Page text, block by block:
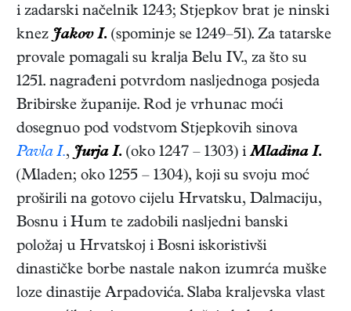
i zadarski načelnik 1243; Stjepkov brat je ninski
knez Jakov I. (spominje se 1249–51). Za tatarske
provale pomagali su kralja Belu IV., za što su
1251. nagrađeni potvrdom nasljednoga posjeda
Bribirske županije. Rod je vrhunac moći
dosegnuo pod vodstvom Stjepkovih sinova
Pavla I., Jurja I. (oko 1247 – 1303) iMladina I.
(Mladen; oko 1255 – 1304), koji su svoju moć
proširili na gotovo cijelu Hrvatsku, Dalmaciju,
Bosnu i Hum te zadobili nasljedni banski
položaj u Hrvatskoj i Bosni iskoristivši
dinastičke borbe nastale nakon izumrća muške
loze dinastije Arpadovića. Slaba kraljevska vlast